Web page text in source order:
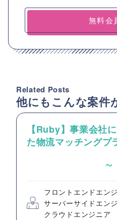
無料会
Related Posts
他にもこんな案件
【Ruby】事業会社
た物流マッチングプ
~
フロントエンドエン
サーバーサイドエン
クラウドエンジニア